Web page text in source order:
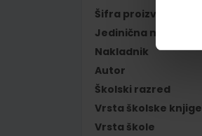
Šifra proizvoda
Jedinična mjera
Nakladnik
Autor
Školski razred
Vrsta školske knjige
Vrsta škole